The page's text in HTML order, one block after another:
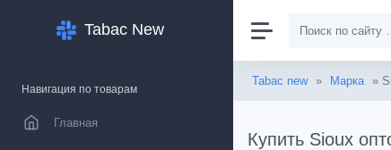
Tabac New
Навигация по товарам
Главная
Tabac new » Марка »
Купить Sioux